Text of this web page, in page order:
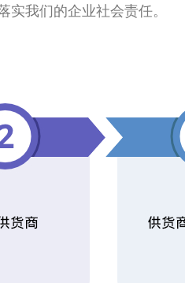
我们的企业社会责任。